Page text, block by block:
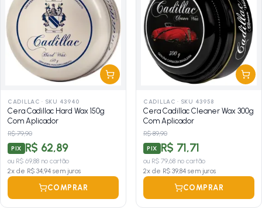
CADILLAC · SKU 43940
Cera Cadillac Hard Wax 150g
Com Aplicador
R$ 79,90
PIX R$ 62,89
ou R$ 69,88 no cartão
2x de R$ 34,94 sem juros
COMPRAR
CADILLAC · SKU 43958
Cera Cadillac Cleaner Wax 300g
Com Aplicador
R$ 89,90
PIX R$ 71,71
ou R$ 79,68 no cartão
2x de R$ 39,84 sem juros
COMPRAR